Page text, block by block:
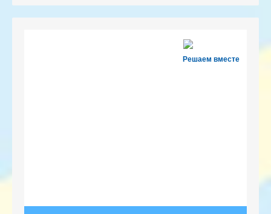
Решаем вместе